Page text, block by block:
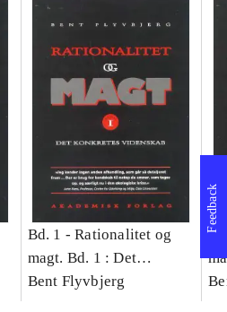
Bd. 1 -Rationalitet og
magt. Bd. 1 : Det
konkretes videnskab
Bent Flyvbjerg
Feedback